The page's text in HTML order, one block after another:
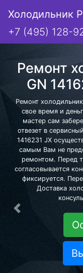
Холодильник
+7 (495) 128-
Ремонт
GN
Ремонт
свое время и
мастер сам
отвезет в
1416231 JX
самым Вам не
ремонтом. Перед
согласовывается
фиксируется.
Доставка
Предыдущая